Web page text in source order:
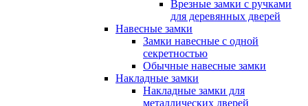
Врезные замки с ручками
для деревянных дверей
Навесные замки
Замки навесные с одной
секретностью
Обычные навесные замки
Накладные замки
Накладные замки для
металлических дверей